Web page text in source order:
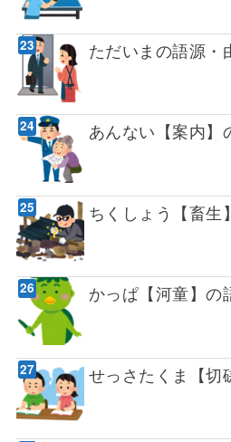
ただいまの語源・
あんない【案内】
ちくしょう【畜生
かっぱ【河童】の
せっさたくま【切